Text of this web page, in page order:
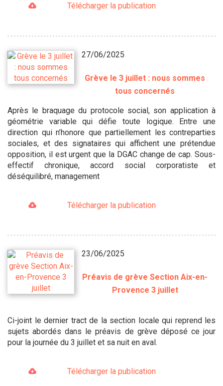
Télécharger la publication
27/06/2025
Grève le 3 juillet : nous sommes
tous concernés
Après le braquage du protocole social, son application à
géométrie variable qui défie toute logique. Entre une
direction qui n’honore que partiellement les contreparties
sociales, et des signataires qui affichent une prétendue
opposition, il est urgent que la DGAC change de cap. Sous-
effectif chronique, accord social corporatiste et
déséquilibré, management
Télécharger la publication
23/06/2025
Préavis de grève Section Aix-en-
Provence 3 juillet
Ci-joint le dernier tract de la section locale qui reprend les
sujets abordés dans le préavis de grève déposé ce jour
pour la journée du 3 juillet et sa nuit en aval.
Télécharger la publication